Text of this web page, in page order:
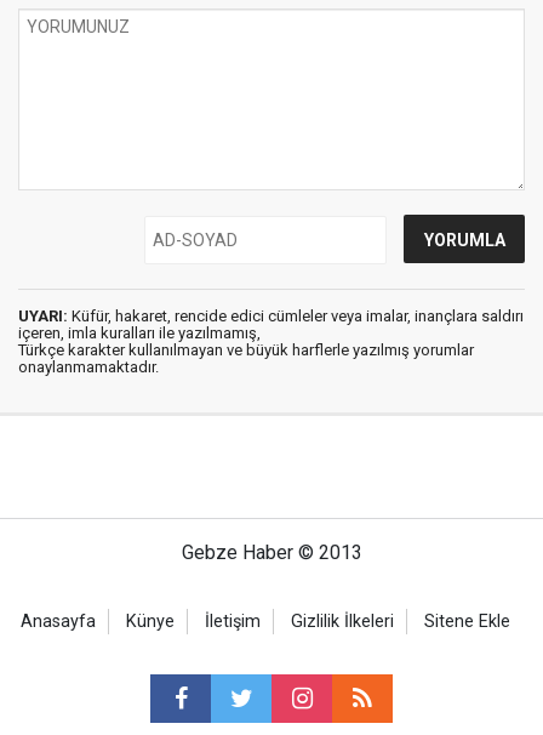
UYARI: Küfür, hakaret, rencide edici cümleler veya imalar, inançlara saldırı
içeren, imla kuralları ile yazılmamış,
Türkçe karakter kullanılmayan ve büyük harflerle yazılmış yorumlar
onaylanmamaktadır.
Gebze Haber © 2013
Anasayfa Künye İletişim Gizlilik İlkeleri Sitene Ekle